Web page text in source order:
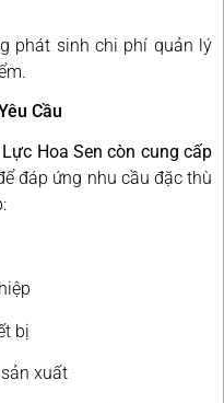
phát sinh chi phí quản lý
Cầu
Lực Hoa Sen còn cung cấp
đáp ứng nhu cầu đặc thù
bị
xuất